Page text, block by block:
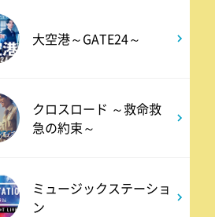
深夜
テレ朝サマフェスナビ
深夜
全力坂
大空港～GATE24～
クロスロード ～救命救
急の約束～
ミュージックステーショ
ン